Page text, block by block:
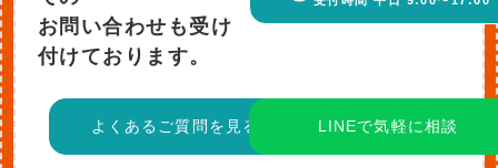
お問い合わせも受け
付けております。
よくあるご質問を見る LINEで気軽に相談